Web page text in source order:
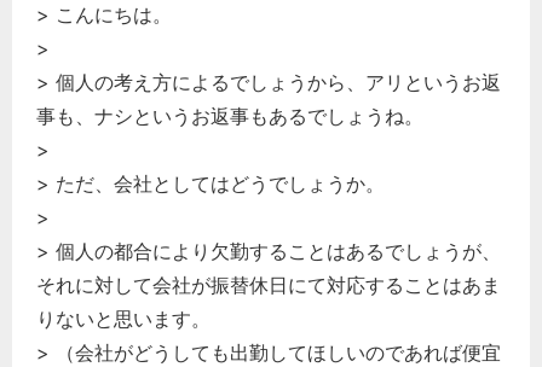
> こんにちは。
>
> 個人の考え方によるでしょうから、アリというお返
事も、ナシというお返事もあるでしょうね。
>
> ただ、会社としてはどうでしょうか。
>
> 個人の都合により欠勤することはあるでしょうが、
それに対して会社が振替休日にて対応することはあま
りないと思います。
> （会社がどうしても出勤してほしいのであれば便宜
総務の給湯室
秘書のノウハウ